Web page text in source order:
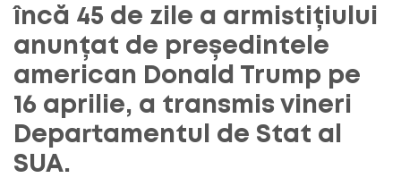
încă 45 de zile a armistițiului
anunțat de președintele
american Donald Trump pe
16 aprilie, a transmis vineri
Departamentul de Stat al
SUA.